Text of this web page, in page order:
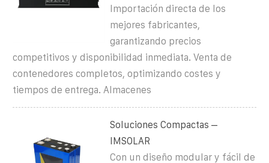
Importación directa de los
mejores fabricantes,
garantizando precios
competitivos y disponibilidad inmediata. Venta de
contenedores completos, optimizando costes y
tiempos de entrega. Almacenes
Soluciones Compactas –
IMSOLAR
Con un diseño modular y fácil de